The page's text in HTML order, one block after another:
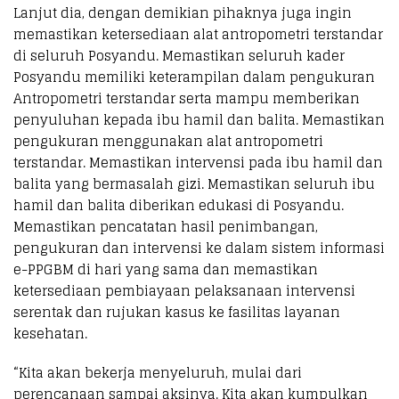
Lanjut dia, dengan demikian pihaknya juga ingin
memastikan ketersediaan alat antropometri terstandar
di seluruh Posyandu. Memastikan seluruh kader
Posyandu memiliki keterampilan dalam pengukuran
Antropometri terstandar serta mampu memberikan
penyuluhan kepada ibu hamil dan balita. Memastikan
pengukuran menggunakan alat antropometri
terstandar. Memastikan intervensi pada ibu hamil dan
balita yang bermasalah gizi. Memastikan seluruh ibu
hamil dan balita diberikan edukasi di Posyandu.
Memastikan pencatatan hasil penimbangan,
pengukuran dan intervensi ke dalam sistem informasi
e-PPGBM di hari yang sama dan memastikan
ketersediaan pembiayaan pelaksanaan intervensi
serentak dan rujukan kasus ke fasilitas layanan
kesehatan.
“Kita akan bekerja menyeluruh, mulai dari
perencanaan sampai aksinya. Kita akan kumpulkan